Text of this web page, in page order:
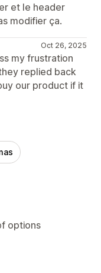
et le header
modifier ça.
Oct 26, 2025
my frustration
replied back
our product if it
options